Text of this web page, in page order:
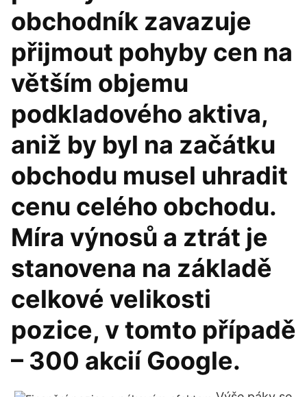
obchodník zavazuje
přijmout pohyby cen na
větším objemu
podkladového aktiva,
aniž by byl na začátku
obchodu musel uhradit
cenu celého obchodu.
Míra výnosů a ztrát je
stanovena na základě
celkové velikosti
pozice, v tomto případě
– 300 akcií Google.